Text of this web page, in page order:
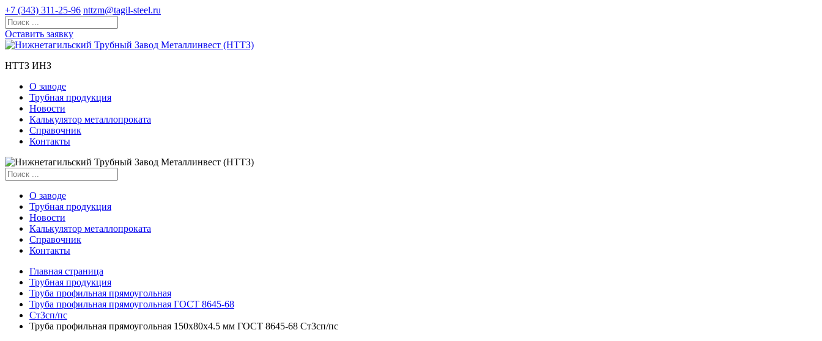
+7 (343) 311-25-96 nttzm@tagil-steel.ru
Оставить заявку
НТТЗ ИНЗ
О заводе
Трубная продукция
Новости
Калькулятор металлопроката
Справочник
Контакты
О заводе
Трубная продукция
Новости
Калькулятор металлопроката
Справочник
Контакты
Главная страница
Трубная продукция
Труба профильная прямоугольная
Труба профильная прямоугольная ГОСТ 8645-68
Ст3сп/пс
Труба профильная прямоугольная 150x80x4.5 мм ГОСТ 8645-68 Ст3сп/пс